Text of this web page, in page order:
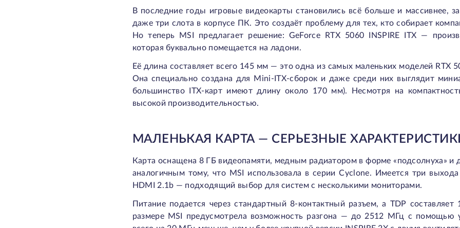
В последние годы игровые видеокарты становились всё больше и массивнее,
даже три слота в корпусе ПК. Это создаёт проблему для тех, кто собирает
Но теперь MSI предлагает решение: GeForce RTX 5060 INSPIRE ITX —
которая буквально помещается на ладони.
Её длина составляет всего 145 мм — это одна из самых маленьких моделей RTX
Она специально создана для Mini-ITX-сборок и даже среди них выглядит
большинство ITX-карт имеют длину около 170 мм). Несмотря на
высокой производительностью.
МАЛЕНЬКАЯ КАРТА — СЕРЬЕЗНЫЕ
Карта оснащена 8 ГБ видеопамяти, медным радиатором в форме «подсолнуха» и
аналогичным тому, что MSI использовала в серии Cyclone. Имеется три
HDMI 2.1b — подходящий выбор для систем с несколькими мониторами.
Питание подается через стандартный 8-контактный разъем, а TDP
размере MSI предусмотрела возможность разгона — до 2512 МГц с помощью